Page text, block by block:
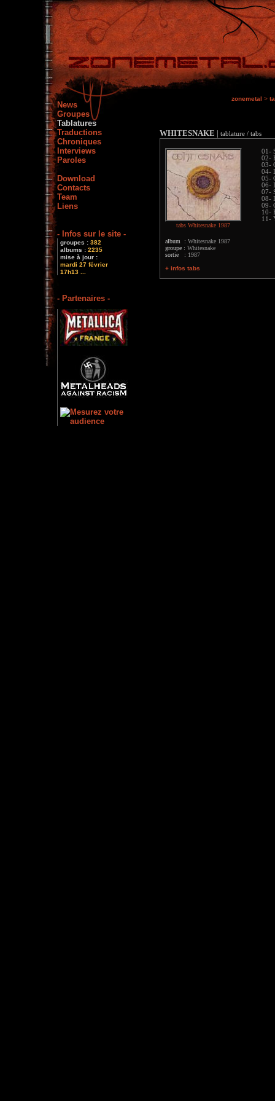
News
Groupes
Tablatures
Traductions
Chroniques
Interviews
Paroles
Download
Contacts
Team
Liens
- Infos sur le site -
groupes : 382
albums : 2235
mise à jour :
mardi 27 février
17h13 ...
- Partenaires -
zonemetal >
WHITESNAKE | tablature / tabs
tabs Whitesnake 1987
album : Whitesnake 1987
groupe : Whitesnake
sortie : 1987
+ infos tabs
01-
02-
03-
04-
05-
06-
07-
08-
09-
10-
11-